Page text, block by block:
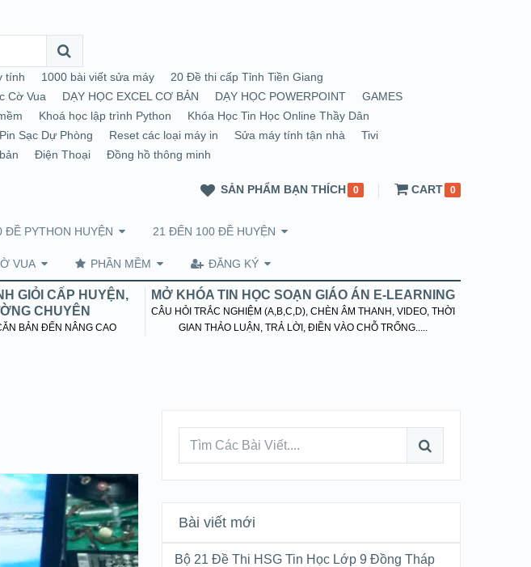
tính 1000 bài viết sửa máy
20 Đề thi cấp Tỉnh Tiền Giang
Cờ Vua DẠY HỌC EXCEL CƠ BẢN DẠY HỌC POWERPOINT
GAMES
Khoá học lập trình Python
Khóa Học Tin Học Online Thầy Dân
Pin Sạc Dự Phòng Reset các loại máy in Sửa máy tính tận nhà
Tivi
Điện Thoại Đồng hồ thông minh
SẢN PHẨM BẠN THÍCH 0 CART 0
ĐỀ PYTHON HUYỆN 21 ĐẾN 100 ĐỀ HUYỆN
VUA PHẦN MỀM ĐĂNG KÝ
GIỎI CẤP HUYỆN,
CHUYÊN
BẢN ĐẾN NÂNG CAO
MỞ KHÓA TIN HỌC SOẠN GIÁO ÁN E-LEARNING
CÂU HỎI TRẮC NGHIỆM (A,B,C,D), CHÈN ÂM THANH, VIDEO, THỜI
GIAN THẢO LUẬN, TRẢ LỜI, ĐIỀN VÀO CHỖ TRỐNG.....
Bài viết mới
Bộ 21 Đề Thi HSG Tin Học Lớp 9 Đồng Tháp